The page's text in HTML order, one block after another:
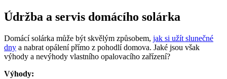
Údržba a servis domácího solárka
Domácí solárka může být skvělým způsobem, jak si užít slunečné
dny a nabrat opálení přímo z pohodlí domova. Jaké jsou však
výhody a nevýhody vlastního opalovacího zařízení?
Výhody: